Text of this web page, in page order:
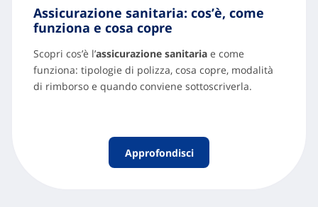
Assicurazione sanitaria: cos’è, come
funziona e cosa copre
Scopri cos’è l’assicurazione sanitaria e come
funziona: tipologie di polizza, cosa copre, modalità
di rimborso e quando conviene sottoscriverla.
Approfondisci